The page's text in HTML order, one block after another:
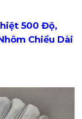
500 Độ,
Chiều Dài